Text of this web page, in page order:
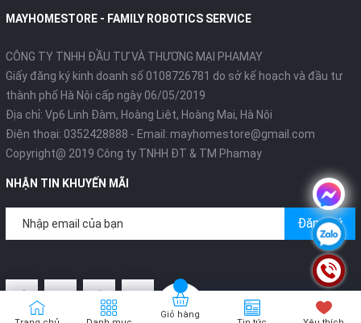
MAYHOMESTORE - FAMILY ROBOTICS SERVICE
CÔNG TY TNHH ĐẦU TƯ VÀ THƯƠNG MẠI PHAMAY
Giấy đăng ký kinh doanh số 0108726781 do sở kế hoạch và đầu tư
thành phố Hà Nội cấp ngày 06/05/2019
Địa chỉ: Vp6 Linh Đàm, Hoàng Liệt, Hoàng Mai, Hà Nội
Điện thoại: 0352428888 - Email: mayhomestore@gmail.com
Copyright@ 2019 Công ty TNHH ĐT & TM Phamay
NHẬN TIN KHUYẾN MÃI
Đăng ký
Giỏ hàng